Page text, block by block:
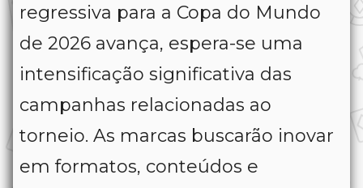
regressiva para a Copa do Mundo
de 2026 avança, espera-se uma
intensificação significativa das
campanhas relacionadas ao
torneio. As marcas buscarão inovar
em formatos, conteúdos e